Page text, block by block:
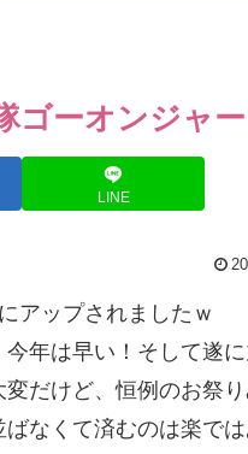
ゴーオンジャー
LINE
アップされましたｗ
年は早い！そして遂
だけど、恒例のお祭
なくて済むのは楽で